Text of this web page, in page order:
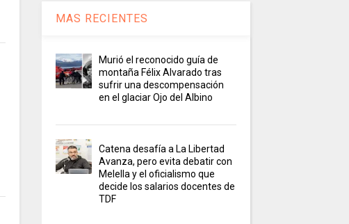
MAS RECIENTES
Murió el reconocido guía de
montaña Félix Alvarado tras
sufrir una descompensación
en el glaciar Ojo del Albino
Catena desafía a La Libertad
Avanza, pero evita debatir con
Melella y el oficialismo que
decide los salarios docentes de
TDF